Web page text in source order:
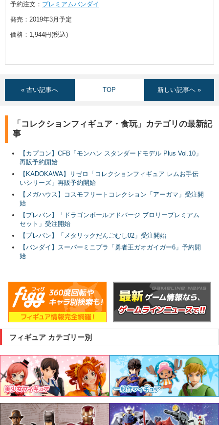
予約注文： プレミアムバンダイ
発売：2019年3月予定
価格：1,944円(税込)
« 古い記事へ TOP 新しい記事へ »
「コレクションフィギュア・食玩」カテゴリの最新記
事
【カプコン】CFB「モンハン スタンダードモデル Plus Vol.10」
再販予約開始
【KADOKAWA】リゼロ「コレクションフィギュア レムお手伝
いシリーズ」再販予約開始
【メガハウス】コスモフリートコレクション「アーガマ」受注開
始
【プレバン】「ドラゴンボールアドバージ ブロリープレミアム
セット」受注開始
【プレバン】「メタリックだんごむし02」受注開始
【バンダイ】スーパーミニプラ「勇者王ガオガイガー6」予約開
始
フィギュア カテゴリー別